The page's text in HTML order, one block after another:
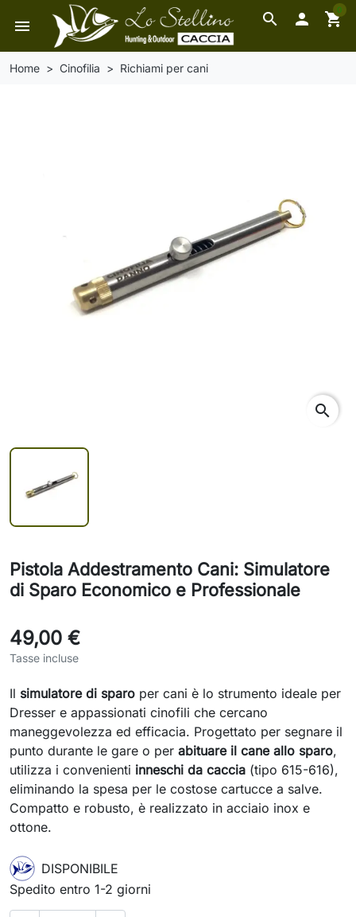
search
menu  shopping_cart
0
Home Cinofilia Richiami per cani
search
Pistola Addestramento Cani: Simulatore
di Sparo Economico e Professionale
49,00 €
Tasse incluse
Il simulatore di sparo per cani è lo strumento ideale per
Dresser e appassionati cinofili che cercano
maneggevolezza ed efficacia. Progettato per segnare il
punto durante le gare o per abituare il cane allo sparo,
utilizza i convenienti inneschi da caccia (tipo 615-616),
eliminando la spesa per le costose cartucce a salve.
Compatto e robusto, è realizzato in acciaio inox e
ottone.
DISPONIBILE
Spedito entro 1-2 giorni